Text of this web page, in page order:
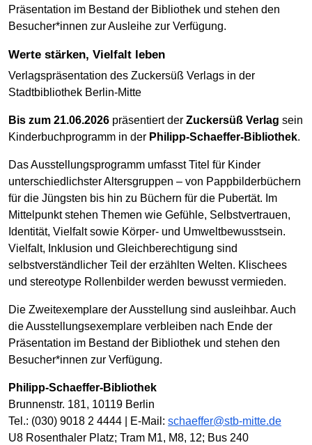
Präsentation im Bestand der Bibliothek und stehen den
Besucher*innen zur Ausleihe zur Verfügung.
Werte stärken, Vielfalt leben
Verlagspräsentation des Zuckersüß Verlags in der
Stadtbibliothek Berlin-Mitte
Bis zum 21.06.2026 präsentiert der Zuckersüß Verlag sein
Kinderbuchprogramm in der Philipp-Schaeffer-Bibliothek.
Das Ausstellungsprogramm umfasst Titel für Kinder
unterschiedlichster Altersgruppen – von Pappbilderbüchern
für die Jüngsten bis hin zu Büchern für die Pubertät. Im
Mittelpunkt stehen Themen wie Gefühle, Selbstvertrauen,
Identität, Vielfalt sowie Körper- und Umweltbewusstsein.
Vielfalt, Inklusion und Gleichberechtigung sind
selbstverständlicher Teil der erzählten Welten. Klischees
und stereotype Rollenbilder werden bewusst vermieden.
Die Zweitexemplare der Ausstellung sind ausleihbar. Auch
die Ausstellungsexemplare verbleiben nach Ende der
Präsentation im Bestand der Bibliothek und stehen den
Besucher*innen zur Verfügung.
Philipp-Schaeffer-Bibliothek
Brunnenstr. 181, 10119 Berlin
Tel.: (030) 9018 2 4444 | E-Mail: schaeffer@stb-mitte.de
U8 Rosenthaler Platz; Tram M1, M8, 12; Bus 240